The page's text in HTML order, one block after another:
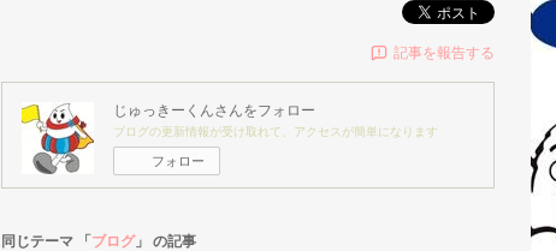
ポスト
記事を報告する
じゅっきーくんさんをフォロー
ブログの更新情報が受け取れて、アクセスが簡単になります
フォロー
同じテーマ 「ブログ」 の記事